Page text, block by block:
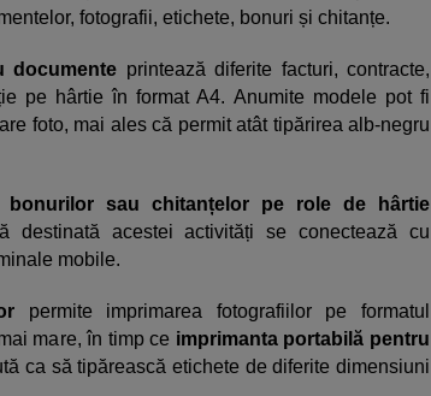
fotografii, etichete, bonuri și chitanțe.
documente printează diferite facturi, contracte,
pe hârtie în format A4. Anumite modele pot fi
foto, mai ales că permit atât tipărirea alb-negru
bonurilor sau chitanțelor pe role de hârtie
destinată acestei activități se conectează cu
mobile.
permite imprimarea fotografiilor pe formatul
mare, în timp ce imprimanta portabilă pentru
ca să tipărească etichete de diferite dimensiuni